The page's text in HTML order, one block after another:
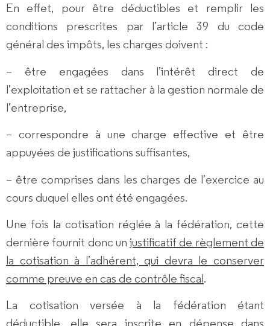
En effet, pour être déductibles et remplir les
conditions prescrites par l’article 39 du code
général des impôts, les charges doivent :
– être engagées dans l’intérêt direct de
l’exploitation et se rattacher à la gestion normale de
l’entreprise,
– correspondre à unecharge effective et être
appuyées de justifications suffisantes,
– être comprises dans les charges de l’exercice au
cours duquel elles ont été engagées.
Une fois la cotisation réglée à la fédération, cette
dernière fournit donc unjustificatif de règlement de
la cotisation à l’adhérent, qui devra le conserver
comme preuve en cas de contrôle fiscal.
La cotisation versée à la fédération étant